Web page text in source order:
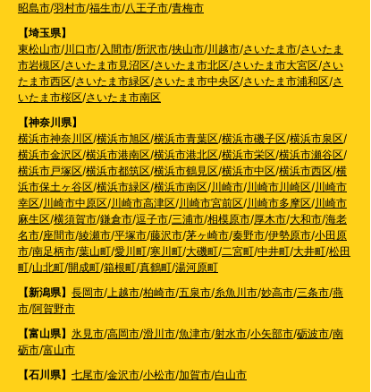
昭島市/羽村市/福生市/八王子市/青梅市
【埼玉県】
東松山市/川口市/入間市/所沢市/挟山市/川越市/さいたま市/さいたま
市岩槻区/さいたま市見沼区/さいたま市北区/さいたま市大宮区/さい
たま市西区/さいたま市緑区/さいたま市中央区/さいたま市浦和区/さ
いたま市桜区/さいたま市南区
【神奈川県】
横浜市神奈川区/横浜市旭区/横浜市青葉区/横浜市磯子区/横浜市泉区/
横浜市金沢区/横浜市港南区/横浜市港北区/横浜市栄区/横浜市瀬谷区/
横浜市戸塚区/横浜市都筑区/横浜市鶴見区/横浜市中区/横浜市西区/横
浜市保土ヶ谷区/横浜市緑区/横浜市南区/川崎市/川崎市川崎区/川崎市
幸区/川崎市中原区/川崎市高津区/川崎市宮前区/川崎市多摩区/川崎市
麻生区/横須賀市/鎌倉市/逗子市/三浦市/相模原市/厚木市/大和市/海老
名市/座間市/綾瀬市/平塚市/藤沢市/茅ヶ崎市/秦野市/伊勢原市/小田原
市/南足柄市/葉山町/愛川町/寒川町/大磯町/二宮町/中井町/大井町/松田
町/山北町/開成町/箱根町/真鶴町/湯河原町
【新潟県】 長岡市/上越市/柏崎市/五泉市/糸魚川市/妙高市/三条市/燕
市/阿賀野市
【富山県】 氷見市/高岡市/滑川市/魚津市/射水市/小矢部市/砺波市/南
砺市/富山市
【石川県】 七尾市/金沢市/小松市/加賀市/白山市